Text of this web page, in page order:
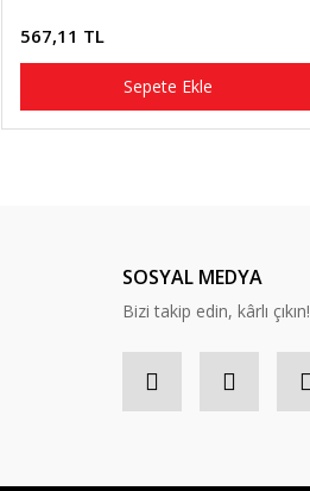
567,11 TL
Sepete Ekle
SOSYAL MEDYA
Bizi takip edin, kârlı çıkın!